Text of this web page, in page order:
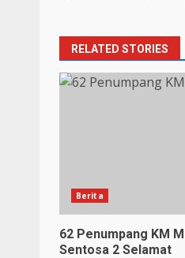
RELATED STORIES
Berita
62 Penumpang KM
Sentosa 2 Selamat